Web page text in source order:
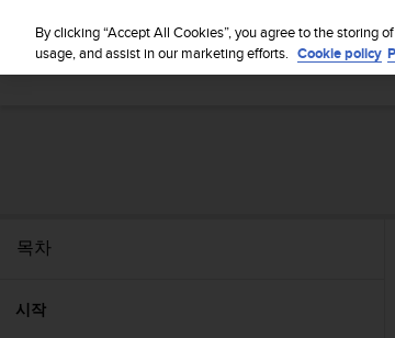
목차
시작
By clicking “Accept All Cookies”, you agree to the storing
usage, and assist in our marketing efforts. Cookie policy